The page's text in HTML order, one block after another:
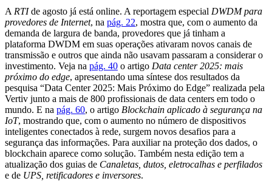
A RTIde agosto já está online. A reportagem especial DWDM para
provedores de Internet, na pág. 22, mostra que, com o aumento da
demanda de largura de banda, provedores que já tinham a
plataforma DWDM em suas operações ativaram novos canais de
transmissão e outros que ainda não usavam passaram a considerar o
investimento. Veja na pág. 40 o artigo Data center 2025: mais
próximo do edge, apresentando uma síntese dos resultados da
pesquisa “Data Center 2025: Mais Próximo do Edge” realizada pela
Vertiv junto a mais de 800 profissionais de data centers em todo o
mundo. E na pág. 60, o artigo Blockchain aplicado à segurança na
IoT, mostrando que, com o aumento no número de dispositivos
inteligentes conectados à rede, surgem novos desafios para a
segurança das informações. Para auxiliar na proteção dos dados, o
blockchain aparece como solução. Também nesta edição tem a
atualização dos guias de Canaletas, dutos, eletrocalhas e perfilados
e de UPS, retificadores e inversores.